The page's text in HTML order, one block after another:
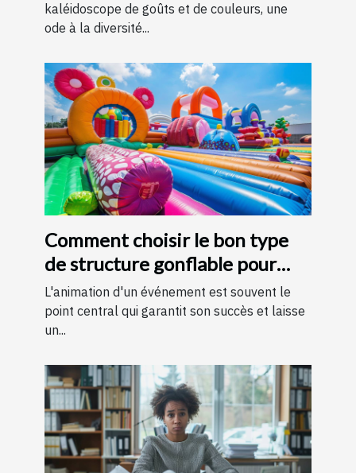
kaléidoscope de goûts et de couleurs, une
ode à la diversité...
Comment choisir le bon type
de structure gonflable pour
votre événement
L'animation d'un événement est souvent le
point central qui garantit son succès et laisse
un...